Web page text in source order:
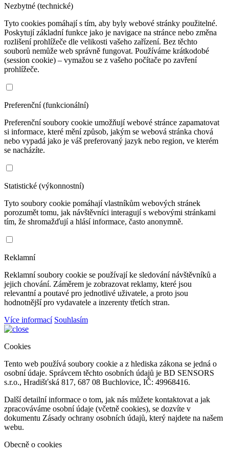
Nezbytné (technické)
Tyto cookies pomáhají s tím, aby byly webové stránky použitelné.
Poskytují základní funkce jako je navigace na stránce nebo změna
rozlišení prohlížeče dle velikosti vašeho zařízení. Bez těchto
souborů nemůže web správně fungovat. Používáme krátkodobé
(session cookie) – vymažou se z vašeho počítače po zavření
prohlížeče.
Preferenční (funkcionální)
Preferenční soubory cookie umožňují webové stránce zapamatovat
si informace, které mění způsob, jakým se webová stránka chová
nebo vypadá jako je váš preferovaný jazyk nebo region, ve kterém
se nacházíte.
Statistické (výkonnostní)
Tyto soubory cookie pomáhají vlastníkům webových stránek
porozumět tomu, jak návštěvníci interagují s webovými stránkami
tím, že shromažďují a hlásí informace, často anonymně.
Reklamní
Reklamní soubory cookie se používají ke sledování návštěvníků a
jejich chování. Záměrem je zobrazovat reklamy, které jsou
relevantní a poutavé pro jednotlivé uživatele, a proto jsou
hodnotnější pro vydavatele a inzerenty třetích stran.
Více informací Souhlasím
Cookies
Tento web používá soubory cookie a z hlediska zákona se jedná o
osobní údaje. Správcem těchto osobních údajů je BD SENSORS
s.r.o., Hradišťská 817, 687 08 Buchlovice, IČ: 49968416.
Další detailní informace o tom, jak nás můžete kontaktovat a jak
zpracováváme osobní údaje (včetně cookies), se dozvíte v
dokumentu Zásady ochrany osobních údajů, který najdete na našem
webu.
Obecně o cookies